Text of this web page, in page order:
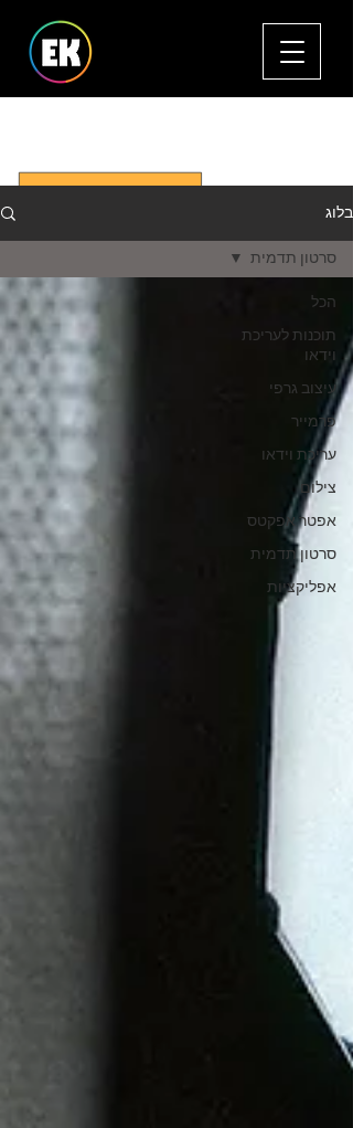
בלוג
הכל
תוכנות לעריכת
וידאו
עיצוב גרפי
פרמייר
עריכת וידאו
צילום
אפטר אפקטס
סרטון תדמית
אפליקציות
סרטון תדמית